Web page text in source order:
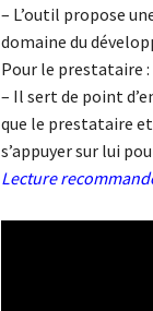
– L’outil propose
domaine du
Pour le prestataire :
– Il sert de point
que le prestataire
s’appuyer sur lui
Lecture